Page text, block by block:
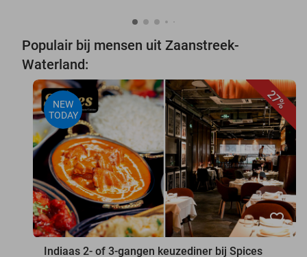
Populair bij mensen uit Zaanstreek-
Waterland:
27%
NEW
TODAY
favorite_border
Indiaas 2- of 3-gangen keuzediner bij Spices